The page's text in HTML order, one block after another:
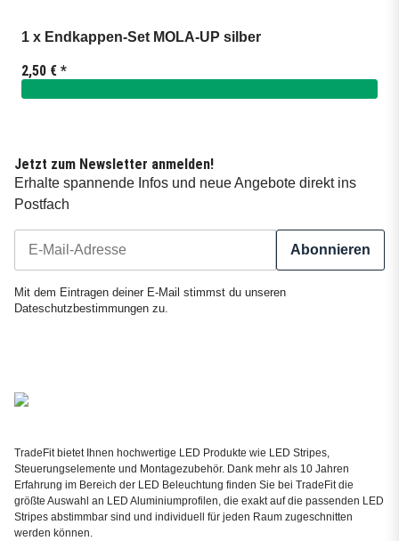
1 x Endkappen-Set MOLA-UP silber
2,50 € *
Jetzt zum Newsletter anmelden!
Erhalte spannende Infos und neue Angebote direkt ins
Postfach
Abonnieren
Mit dem Eintragen deiner E-Mail stimmst du unseren
Dateschutzbestimmungen zu.
TradeFit bietet Ihnen hochwertige LED Produkte wie LED Stripes,
Steuerungselemente und Montagezubehör. Dank mehr als 10 Jahren
Erfahrung im Bereich der LED Beleuchtung finden Sie bei TradeFit die
größte Auswahl an LED Aluminiumprofilen, die exakt auf die passenden LED
Stripes abstimmbar sind und individuell für jeden Raum zugeschnitten
werden können.